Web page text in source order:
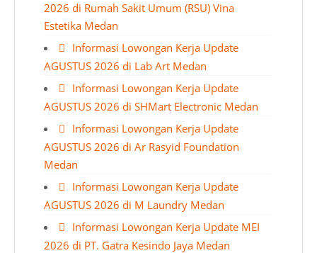
2026 di Rumah Sakit Umum (RSU) Vina
Estetika Medan
Informasi Lowongan Kerja Update
AGUSTUS 2026 di Lab Art Medan
Informasi Lowongan Kerja Update
AGUSTUS 2026 di SHMart Electronic Medan
Informasi Lowongan Kerja Update
AGUSTUS 2026 di Ar Rasyid Foundation
Medan
Informasi Lowongan Kerja Update
AGUSTUS 2026 di M Laundry Medan
Informasi Lowongan Kerja Update MEI
2026 di PT. Gatra Kesindo Jaya Medan